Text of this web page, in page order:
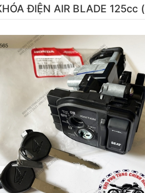
ĐIỆN AIR BLADE 125cc